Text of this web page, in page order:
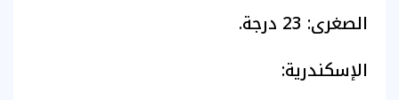
​الصغرى: 23 درجة.
​الإسكندرية: